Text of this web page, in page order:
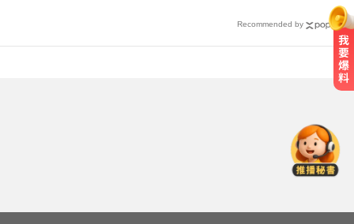
Recommended by
定120萬元交保